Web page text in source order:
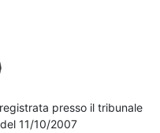
presso il tribunale
11/10/2007